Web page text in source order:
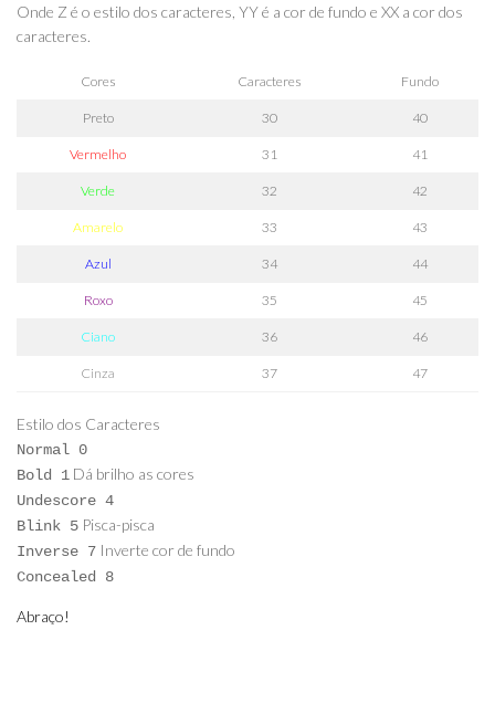
Onde Z é o estilo dos caracteres, YY é a cor de fundo e XX a cor dos
caracteres.
Cores Caracteres Fundo
Preto 30 40
Vermelho 31 41
Verde 32 42
Amarelo 33 43
Azul 34 44
Roxo 35 45
Ciano 36 46
Cinza 37 47
Estilo dos Caracteres
Normal 0
Bold 1 Dá brilho as cores
Undescore 4
Blink 5 Pisca-pisca
Inverse 7 Inverte cor de fundo
Concealed 8
Abraço!